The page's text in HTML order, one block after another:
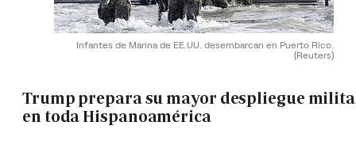
Infantes de Marina de EE.UU. desembarcan en Puerto Rico.
(Reuters)
Trump prepara su mayor despliegue
en toda Hispanoamérica